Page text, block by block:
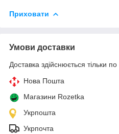
Приховати
Умови доставки
Доставка здійснюється тільки
Нова Пошта
Магазини Rozetka
Укрпошта
Укрпочта